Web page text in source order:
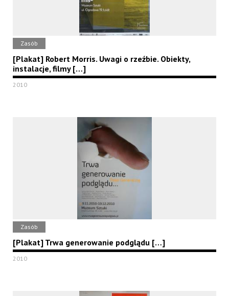
Zasób
[Plakat] Robert Morris. Uwagi o rzeźbie. Obiekty,
instalacje, filmy […]
2010
Zasób
[Plakat] Trwa generowanie podglądu […]
2010